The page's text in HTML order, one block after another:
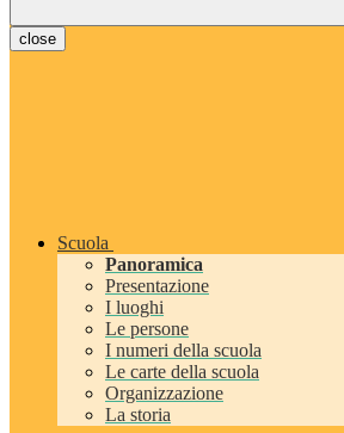
close
Scuola
Panoramica
Presentazione
I luoghi
Le persone
I numeri della scuola
Le carte della scuola
Organizzazione
La storia